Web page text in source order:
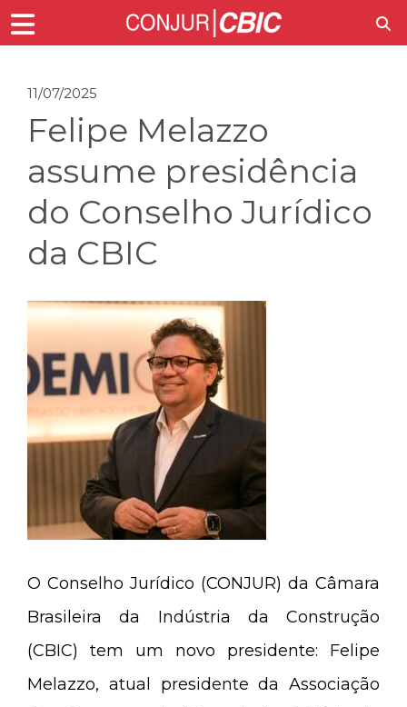
11/07/2025
Felipe Melazzo
assume presidência
do Conselho Jurídico
da CBIC
O Conselho Jurídico (CONJUR) da Câmara
Brasileira da Indústria da Construção
(CBIC) tem um novo presidente: Felipe
Melazzo, atual presidente da Associação